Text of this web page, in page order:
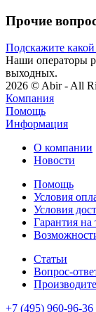
Прочие
Подскажите
Наши операторы
выходных.
2026 © Abir - All
Компания
Помощь
Информация
О компании
Новости
Помощь
Условия
Условия
Гарантия на
Статьи
Вопрос-
+7 (495) 960-96-36